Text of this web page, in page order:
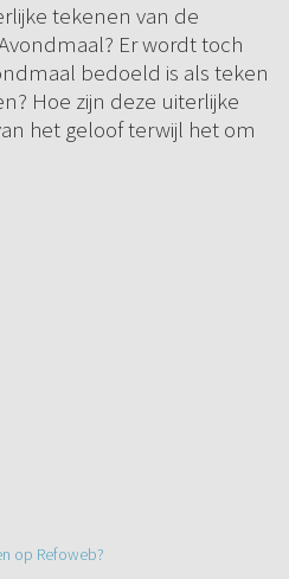
tekenen van de
Er wordt toch
bedoeld is als teken
Hoe zijn deze uiterlijke
het geloof terwijl het om
op Refoweb?